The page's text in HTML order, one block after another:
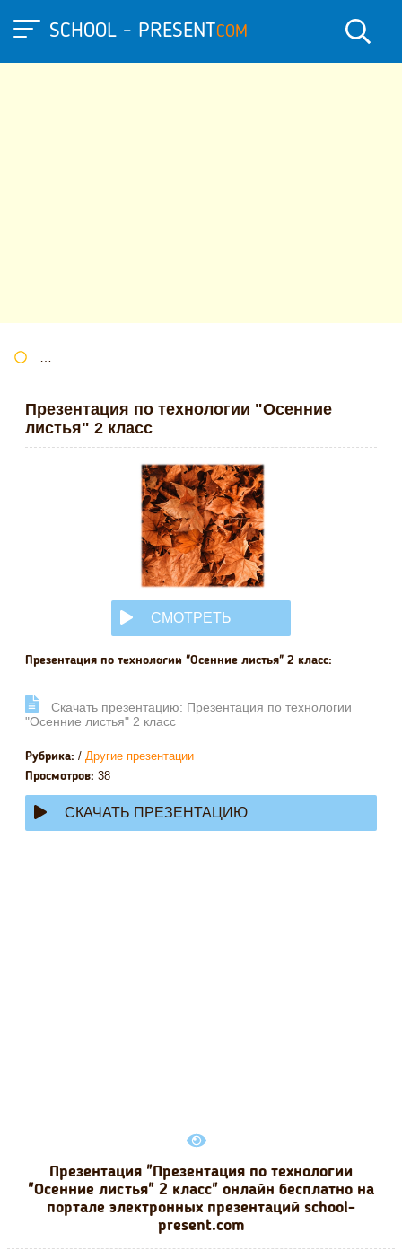
SCHOOL - PRESENTCOM
Презентация по технологии "Осенние
листья" 2 класс
СМОТРЕТЬ
Презентация по технологии "Осенние листья" 2 класс:
Cкачать презентацию: Презентация по технологии
"Осенние листья" 2 класс
Рубрика: / Другие презентации
Просмотров: 38
СКАЧАТЬ ПРЕЗЕНТАЦИЮ
Презентация "Презентация по технологии
"Осенние листья" 2 класс" онлайн бесплатно на
портале электронных презентаций school-
present.com